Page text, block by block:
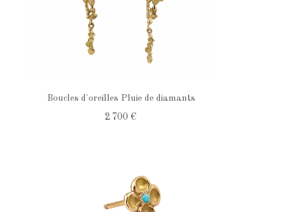
Boucles d'oreilles Pluie de diamants
2 700 €